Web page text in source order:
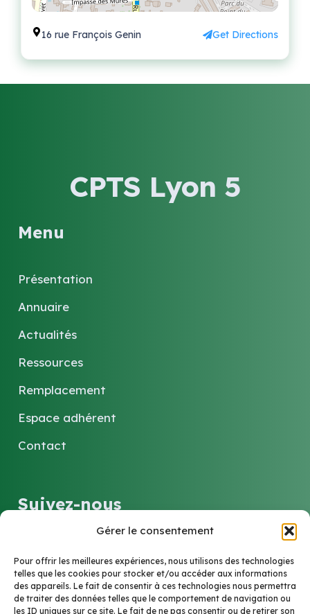
Gérer le consentement
Pour offrir les meilleures expériences, nous utilisons des technologies
telles que les cookies pour stocker et/ou accéder aux informations
des appareils. Le fait de consentir à ces technologies nous permettra
de traiter des données telles que le comportement de navigation ou
les ID uniques sur ce site. Le fait de ne pas consentir ou de retirer son
16 rue François Genin Get Directions
CPTS Lyon 5
Menu
Présentation
Annuaire
Actualités
Ressources
Remplacement
Espace adhérent
Contact
Suivez-nous
Contact